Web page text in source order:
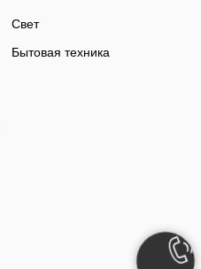
Свет
Бытовая техника